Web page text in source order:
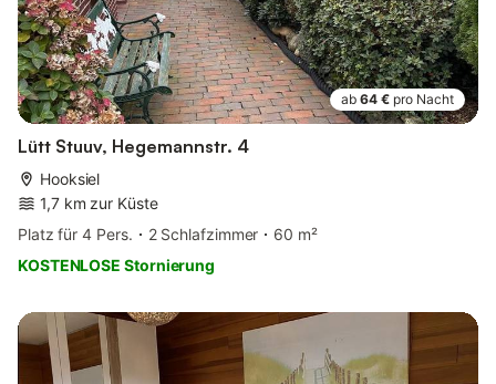
ab 64 € pro Nacht
Lütt Stuuv, Hegemannstr. 4
Hooksiel
1,7 km zur Küste
Platz für 4 Pers.
2 Schlafzimmer
60 m²
KOSTENLOSE Stornierung